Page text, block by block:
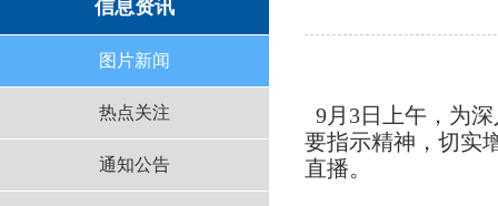
信息资讯
图片新闻
热点关注
通知公告
9月3日上午，为
要指示精神，切实
直播。